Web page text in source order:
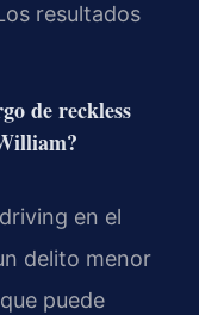
resultados
de reckless
en el
delito menor
puede